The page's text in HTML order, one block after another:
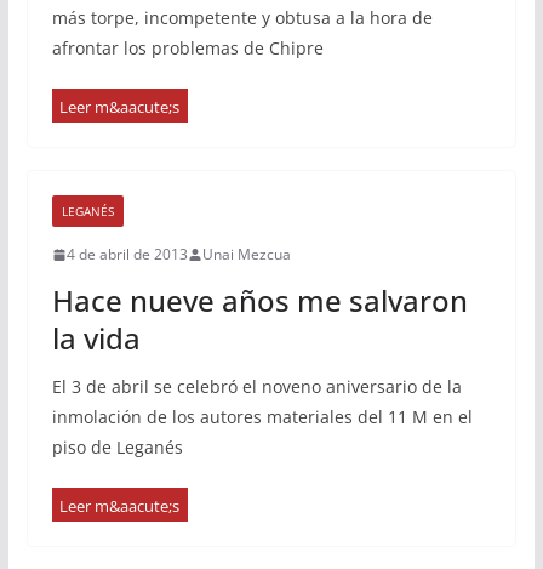
más torpe, incompetente y obtusa a la hora de
afrontar los problemas de Chipre
LEGANÉS
4 de abril de 2013 Unai Mezcua
Hace nueve años me salvaron
la vida
El 3 de abril se celebró el noveno aniversario de la
inmolación de los autores materiales del 11 M en el
piso de Leganés